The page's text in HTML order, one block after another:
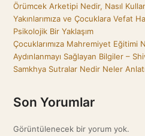
Örümcek Arketipi Nedir, Nasıl
Yakınlarımıza ve Çocuklara Vefat
Psikolojik Bir Yaklaşım
Çocuklarımıza Mahremiyet Eğitimi
Aydınlanmayı Sağlayan Bilgiler –
Samkhya Sutralar Nedir Neler
Son Yorumlar
Görüntülenecek bir yorum yok.